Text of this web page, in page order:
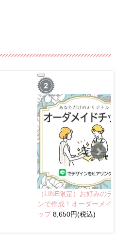
（LINE限定）お好みのデ
ンで作成！オーダーメイ
ップ8,650円(税込)